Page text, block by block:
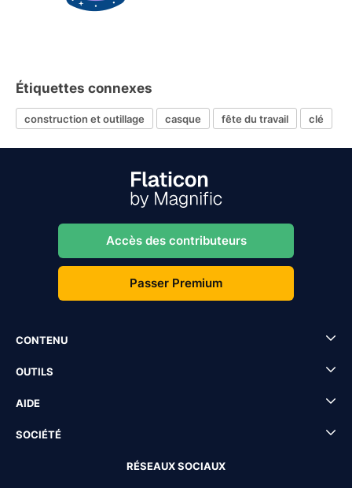
Étiquettes connexes
construction et outillage casque fête du travail clé
Accès des contributeurs
Passer Premium
CONTENU
OUTILS
AIDE
SOCIÉTÉ
RÉSEAUX SOCIAUX